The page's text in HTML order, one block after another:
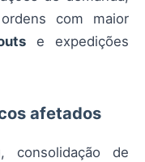
com maior
e expedições
afetados
consolidação de